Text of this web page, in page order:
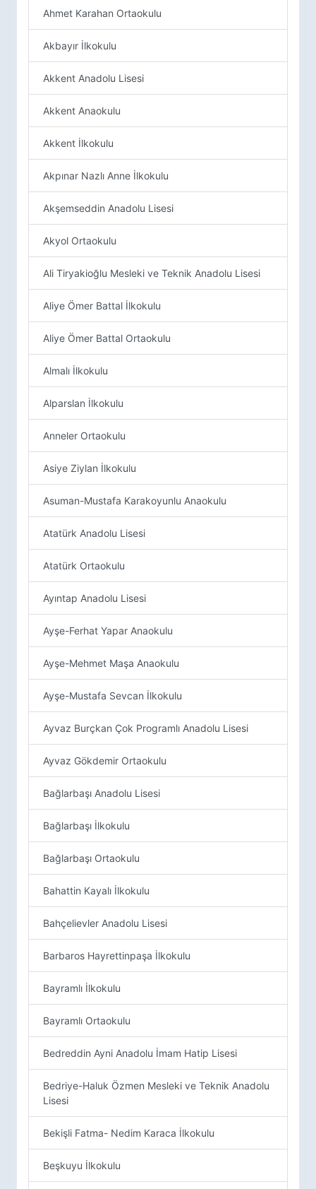
Ahmet Karahan Ortaokulu
Akbayır İlkokulu
Akkent Anadolu Lisesi
Akkent Anaokulu
Akkent İlkokulu
Akpınar Nazlı Anne İlkokulu
Akşemseddin Anadolu Lisesi
Akyol Ortaokulu
Ali Tiryakioğlu Mesleki ve Teknik Anadolu Lisesi
Aliye Ömer Battal İlkokulu
Aliye Ömer Battal Ortaokulu
Almalı İlkokulu
Alparslan İlkokulu
Anneler Ortaokulu
Asiye Ziylan İlkokulu
Asuman-Mustafa Karakoyunlu Anaokulu
Atatürk Anadolu Lisesi
Atatürk Ortaokulu
Ayıntap Anadolu Lisesi
Ayşe-Ferhat Yapar Anaokulu
Ayşe-Mehmet Maşa Anaokulu
Ayşe-Mustafa Sevcan İlkokulu
Ayvaz Burçkan Çok Programlı Anadolu Lisesi
Ayvaz Gökdemir Ortaokulu
Bağlarbaşı Anadolu Lisesi
Bağlarbaşı İlkokulu
Bağlarbaşı Ortaokulu
Bahattin Kayalı İlkokulu
Bahçelievler Anadolu Lisesi
Barbaros Hayrettinpaşa İlkokulu
Bayramlı İlkokulu
Bayramlı Ortaokulu
Bedreddin Ayni Anadolu İmam Hatip Lisesi
Bedriye-Haluk Özmen Mesleki ve Teknik Anadolu
Lisesi
Bekişli Fatma- Nedim Karaca İlkokulu
Beşkuyu İlkokulu